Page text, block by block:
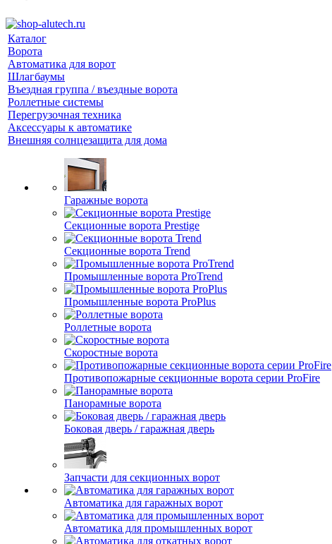
Каталог
Ворота
Автоматика для ворот
Шлагбаумы
Въездная группа / въездные ворота
Роллетные системы
Перегрузочная техника
Аксессуары к автоматике
Внешняя солнцезащита для дома
Гаражные ворота
Секционные ворота Prestige
Секционные ворота Trend
Промышленные ворота ProTrend
Промышленные ворота ProPlus
Роллетные ворота
Скоростные ворота
Противопожарные секционные ворота серии ProFire
Панорамные ворота
Боковая дверь / гаражная дверь
Запчасти для секционных ворот
Автоматика для гаражных ворот
Автоматика для промышленных ворот